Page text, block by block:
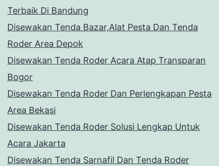
Terbaik Di Bandung
Disewakan Tenda Bazar,Alat Pesta Dan Tenda
Roder Area Depok
Disewakan Tenda Roder Acara Atap Transparan
Bogor
Disewakan Tenda Roder Dan Perlengkapan Pesta
Area Bekasi
Disewakan Tenda Roder Solusi Lengkap Untuk
Acara Jakarta
Disewakan Tenda Sarnafil Dan Tenda Roder